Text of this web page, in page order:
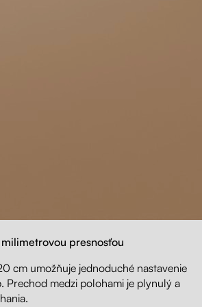
presnosťou
cm umožňuje jednoduché nastavenie
Prechod medzi polohami je plynulý a